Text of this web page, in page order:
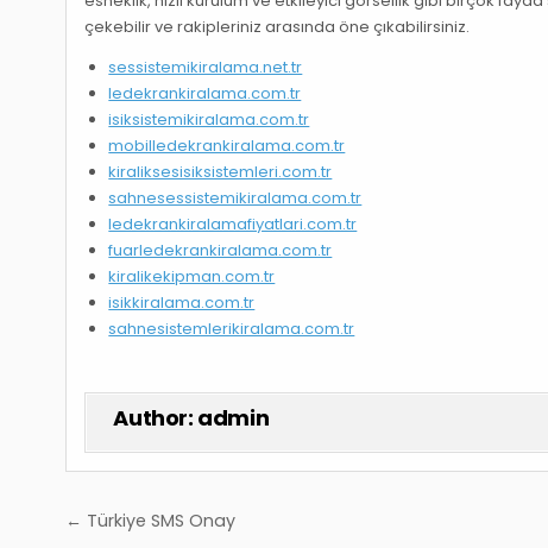
çekebilir ve rakipleriniz arasında öne çıkabilirsiniz.
sessistemikiralama.net.tr
ledekrankiralama.com.tr
isiksistemikiralama.com.tr
mobilledekrankiralama.com.tr
kiraliksesisiksistemleri.com.tr
sahnesessistemikiralama.com.tr
ledekrankiralamafiyatlari.com.tr
fuarledekrankiralama.com.tr
kiralikekipman.com.tr
isikkiralama.com.tr
sahnesistemlerikiralama.com.tr
Author: admin
Yazı
← Türkiye SMS Onay